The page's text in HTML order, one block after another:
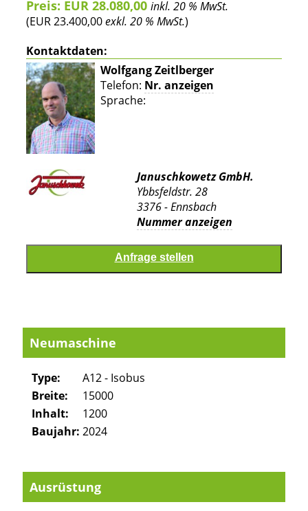
Preis: EUR 28.080,00 inkl. 20 % MwSt.
(EUR 23.400,00exkl. 20 % MwSt.)
Kontaktdaten:
Wolfgang Zeitlberger
Telefon: Nr. anzeigen
Sprache:
Januschkowetz GmbH.
Ybbsfeldstr. 28
3376 - Ennsbach
Nummer anzeigen
Neumaschine
Type:
A12 - Isobus
Breite:
15000
Inhalt:
1200
Baujahr: 2024
Ausrüstung